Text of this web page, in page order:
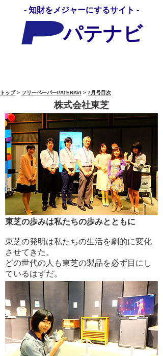
- 知財をメジャーにするサイト -
パテナビ
株式会社東芝
東芝の歩みは私たちの歩みとともに
東芝の発明は私たちの生活を劇的に変化
させてきた。
どの世代の人も東芝の製品を必ず目にし
ているはずだ。
トップ> フリーペーパーPATENAVI > 7月号目次